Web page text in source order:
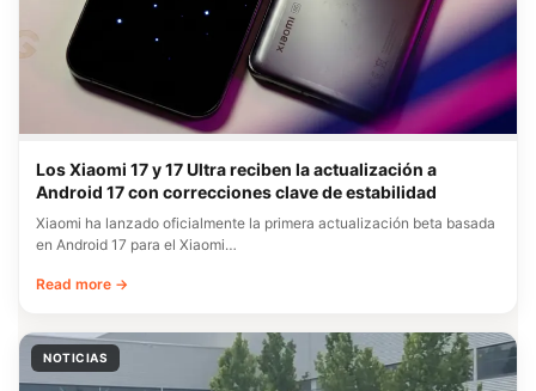
Los Xiaomi 17 y 17 Ultra reciben la actualización a
Android 17 con correcciones clave de estabilidad
Xiaomi ha lanzado oficialmente la primera actualización beta basada
en Android 17 para el Xiaomi…
Read more →
NOTICIAS